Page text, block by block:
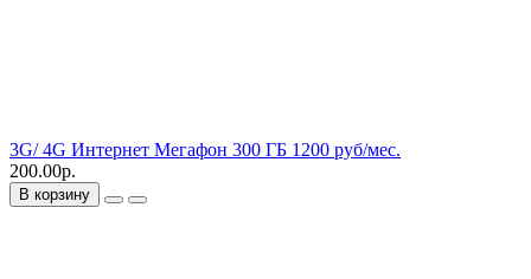
3G/ 4G Интернет Мегафон 300 ГБ 1200 руб/мес.
200.00р.
В корзину